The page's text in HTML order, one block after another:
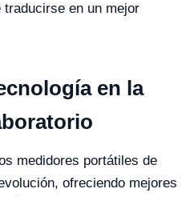
en un mejor
en la
medidores portátiles de
ofreciendo mejores